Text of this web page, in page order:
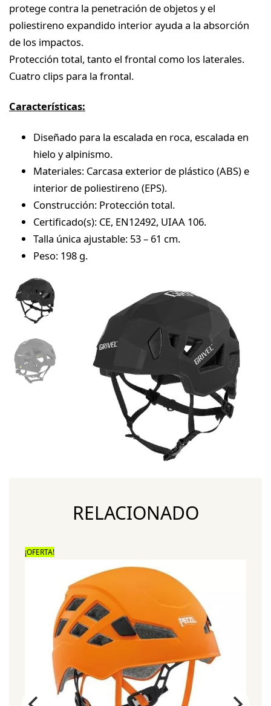
protege contra la penetración de objetos y el
poliestireno expandido interior ayuda a la absorción
de los impactos.
Protección total, tanto el frontal como los laterales.
Cuatro clips para la frontal.
Características:
Diseñado para la escalada en roca, escalada en
hielo y alpinismo.
Materiales: Carcasa exterior de plástico (ABS) e
interior de poliestireno (EPS).
Construcción: Protección total.
Certificado(s): CE, EN12492, UIAA 106.
Talla única ajustable: 53 – 61 cm.
Peso: 198 g.
RELACIONADO
¡OFERTA!